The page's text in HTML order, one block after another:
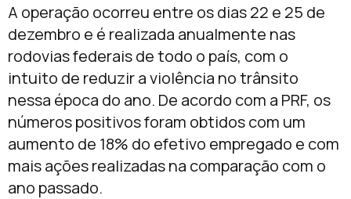
A operação ocorreu entre os dias 22 e 25 de
dezembro e é realizada anualmente nas
rodovias federais de todo o país, com o
intuito de reduzir a violência no trânsito
nessa época do ano. De acordo com a PRF, os
números positivos foram obtidos com um
aumento de 18% do efetivo empregado e com
mais ações realizadas na comparação com o
ano passado.